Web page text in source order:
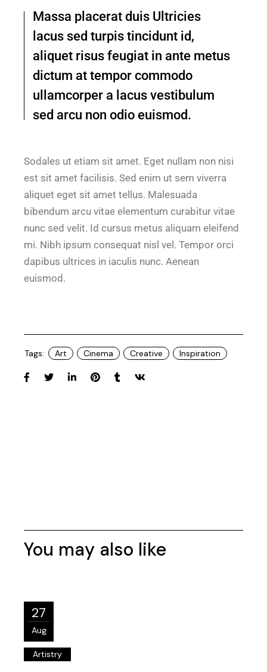
Massa placerat duis Ultricies
lacus sed turpis tincidunt id,
aliquet risus feugiat in ante metus
dictum at tempor commodo
ullamcorper a lacus vestibulum
sed arcu non odio euismod.
Sodales ut etiam sit amet. Eget nullam non nisi
est sit amet facilisis. Sed enim ut sem viverra
aliquet eget sit amet tellus. Malesuada
bibendum arcu vitae elementum curabitur vitae
nunc sed velit. Id cursus metus aliquam eleifend
mi. Nibh ipsum consequat nisl vel. Tempor orci
dapibus ultrices in iaculis nunc. Aenean
euismod.
Tags: Art Cinema Creative Inspiration
You may also like
27
Aug
Artistry